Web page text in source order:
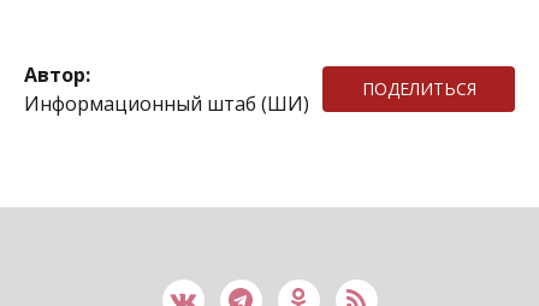
Автор:
Информационный штаб (ШИ)
ПОДЕЛИТЬСЯ